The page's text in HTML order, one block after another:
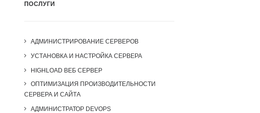
ПОСЛУГИ
АДМИНИСТРИРОВАНИЕ СЕРВЕРОВ
УСТАНОВКА И НАСТРОЙКА СЕРВЕРА
HIGHLOAD ВЕБ СЕРВЕР
ОПТИМИЗАЦИЯ ПРОИЗВОДИТЕЛЬНОСТИ
СЕРВЕРА И САЙТА
АДМИНИСТРАТОР DEVOPS